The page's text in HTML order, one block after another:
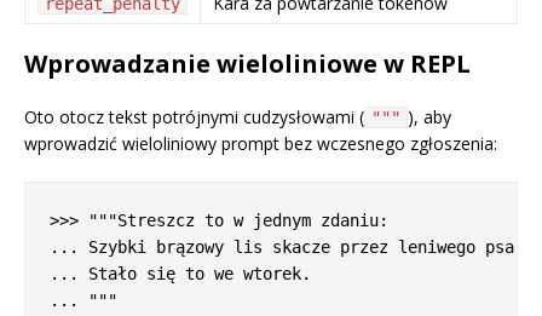
Wprowadzanie wieloliniowe w REPL
Oto otocz tekst potrójnymi cudzysłowami ( """ ), aby
wprowadzić wieloliniowy prompt bez wczesnego zgłoszenia:
>>> """Streszcz to w jednym zdaniu:
... Szybki brązowy lis skacze przez leniwego psa.
... Stało się to we wtorek.